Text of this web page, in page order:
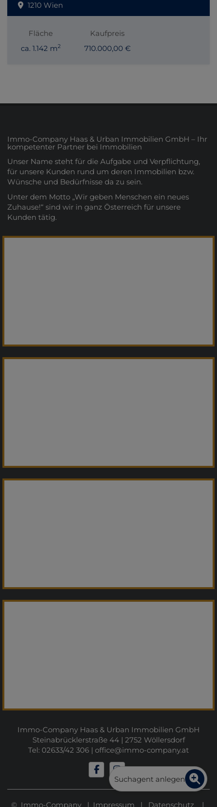
1210 Wien
Fläche
ca. 1.142 m2
Kaufpreis
710.000,00 €
Immo-Company Haas & Urban Immobilien GmbH – Ihr
kompetenter Partner bei Immobilien
Unser Name steht für die Aufgabe und Verpflichtung,
für unsere Kunden rund um deren Immobilien bzw.
Wünsche und Bedürfnisse da zu sein.
Unter dem Motto „Wir geben Menschen ein neues
Zuhause!“ sind wir in ganz Österreich für unsere
Kunden tätig.
Immo-Company Haas & Urban Immobilien GmbH
Steinabrücklerstraße 44 | 2752 Wöllersdorf
Tel: 02633/42 306 | office@immo-company.at
© Immo-Company | Impressum | Datenschutz |
Suchagent anlegen